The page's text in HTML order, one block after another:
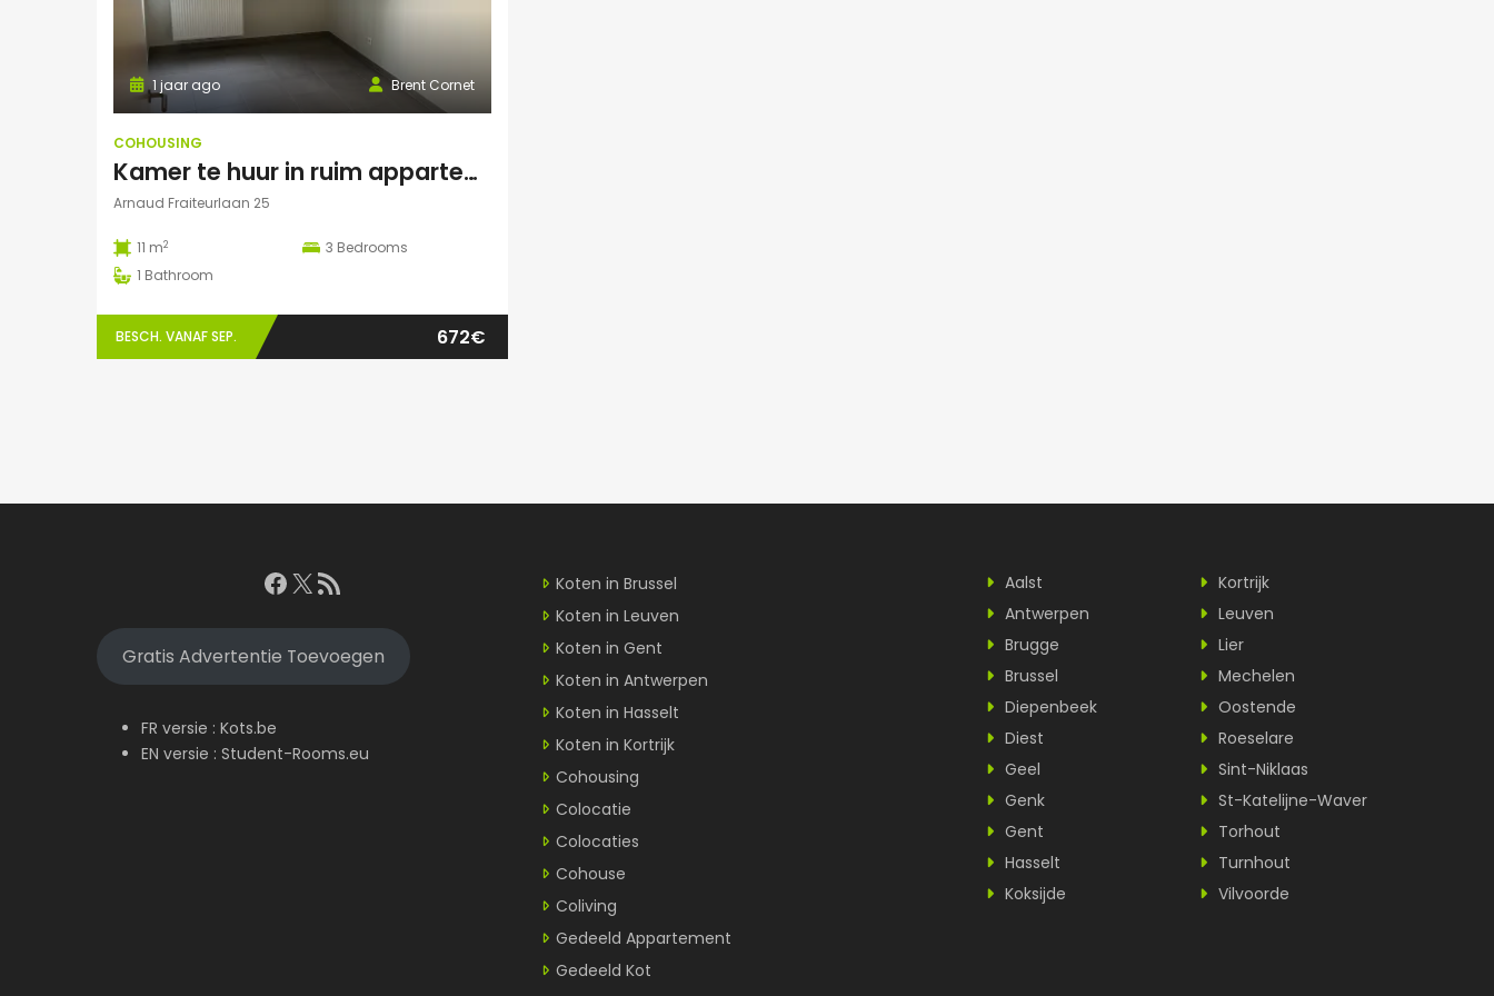
Brent Cornet
1 jaar ago
COHOUSING
Kamer te huur in ruim appartement (Elsene)
Arnaud Fraiteurlaan 25
11 m2 3 Bedrooms
1 Bathroom
BESCH. VANAF SEP. 672€
Facebook
X RSS feed
Gratis Advertentie Toevoegen
FR versie : Kots.be
EN versie : Student-Rooms.eu
Koten in Brussel
Koten in Leuven
Koten in Gent
Koten in Antwerpen
Koten in Hasselt
Koten in Kortrijk
Cohousing
Colocatie
Colocaties
Cohouse
Coliving
Gedeeld Appartement
Gedeeld Kot
Aalst
Antwerpen
Brugge
Brussel
Diepenbeek
Diest
Geel
Genk
Gent
Hasselt
Koksijde
Kortrijk
Leuven
Lier
Mechelen
Oostende
Roeselare
Sint-Niklaas
St-Katelijne-Waver
Torhout
Turnhout
Vilvoorde